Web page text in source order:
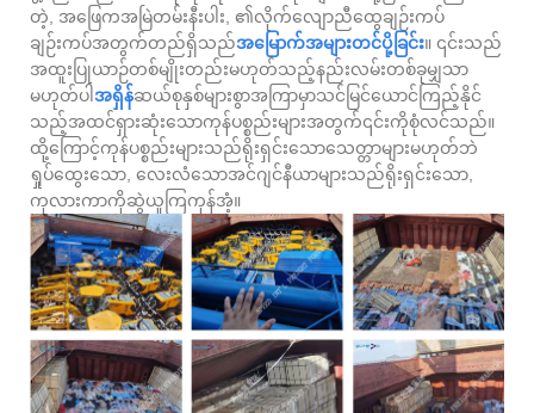
တဲ့, အဖြေကအမြဲတမ်းနီးပါး, ၏လိုက်လျောညီထွေချဉ်းကပ်
ချဉ်းကပ်အတွက်တည်ရှိသည်အမြောက်အများတင်ပို့ခြင်း။ ၎င်းသည်
အထူးပြုယာဉ်တစ်မျိုးတည်းမဟုတ်သည့်နည်းလမ်းတစ်ခုမျှသာ
မဟုတ်ပါ အရှိန်ဆယ်စုနှစ်များစွာအကြာမှာသင်မြင်ယောင်ကြည့်နိုင်
သည့်အထင်ရှားဆုံးသောကုန်ပစ္စည်းများအတွက်၎င်းကိုစုံလင်သည်။
ထို့ကြောင့်ကုန်ပစ္စည်းများသည်ရိုးရှင်းသောသေတ္တာများမဟုတ်ဘဲ
ရှုပ်ထွေးသော, လေးလံသောအင်ဂျင်နီယာများသည်ရိုးရှင်းသော,
ကုလားကာကိုဆွဲယူကြကုန်အံ့။